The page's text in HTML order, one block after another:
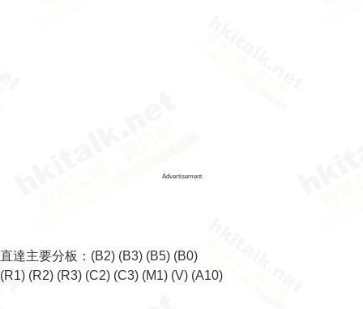
Advertisement
直達主要分板： (B2) (B3) (B5) (B0)
(R1) (R2) (R3) (C2) (C3) (M1) (V) (A10)